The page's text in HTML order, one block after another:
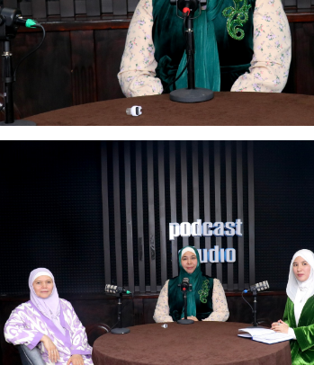
АҚИДА ДӘРІСТЕРІ
Шынболат Үмбетов
""Ақтөбе қалалық орталық" мешітінің
наиб имамы
ТІКЕЛЕЙ ЭФИРДЕ
Аптаның сенбі күндері сағат
21:00 (Ақтөбе уақытымен)
Біздің nur_gasyr Instagram
парақшамызда
""Нұр